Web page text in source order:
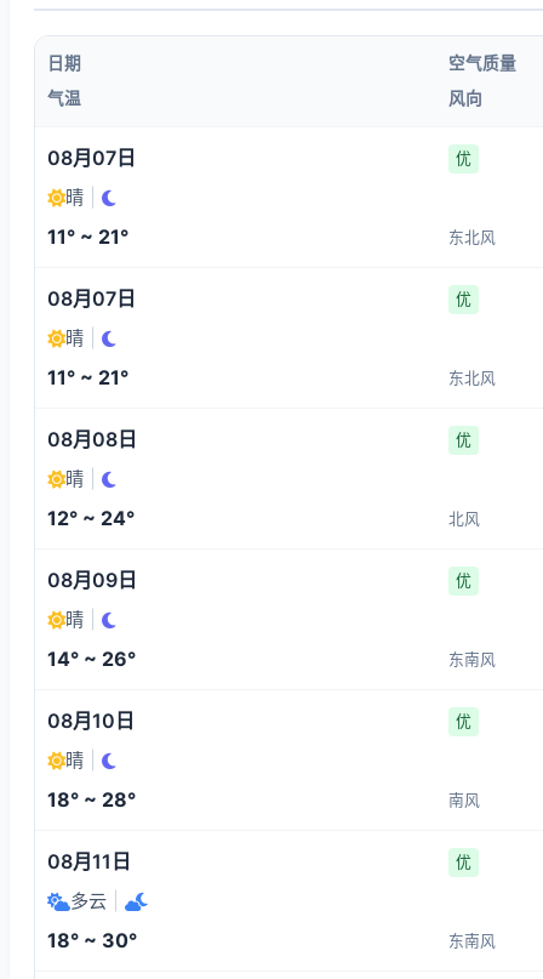
日期
空气质量
气温
风向
08月07日 优
晴
11° ~ 21° 东北风
08月07日 优
晴
11° ~ 21° 东北风
08月08日 优
晴
12° ~ 24° 北风
08月09日 优
晴
14° ~ 26° 东南风
08月10日 优
晴
18° ~ 28° 南风
08月11日 优
多云
18° ~ 30° 东南风